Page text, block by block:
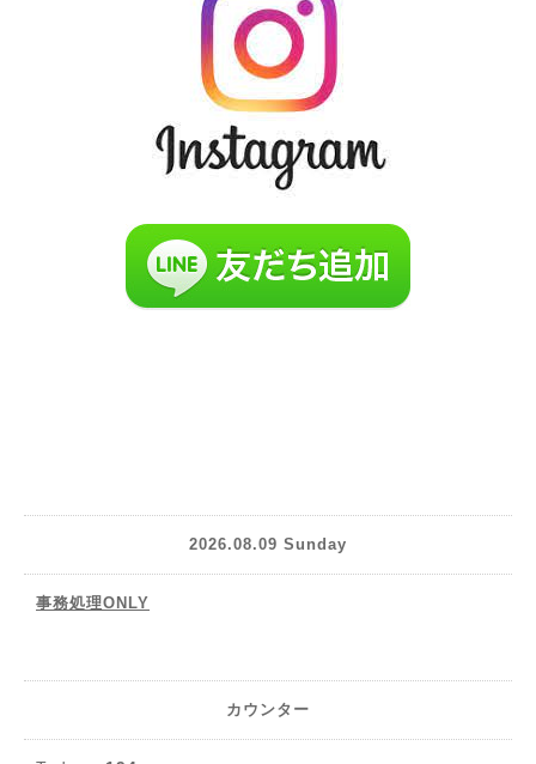
2026.08.09 Sunday
事務処理ONLY
カウンター